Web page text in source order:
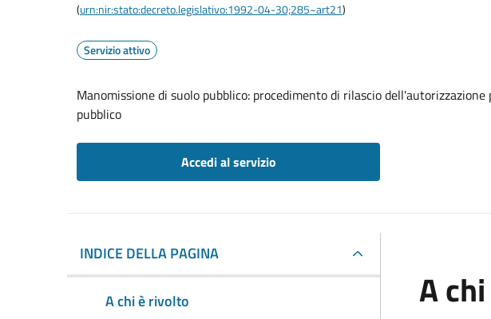
(urn:nir:stato:decreto.legislativo:1992-04-30;285~art21)
Servizio attivo
Manomissione di suolo pubblico: procedimento di rilascio
pubblico
Accedi al servizio
INDICE DELLA PAGINA
A chi è rivolto
A